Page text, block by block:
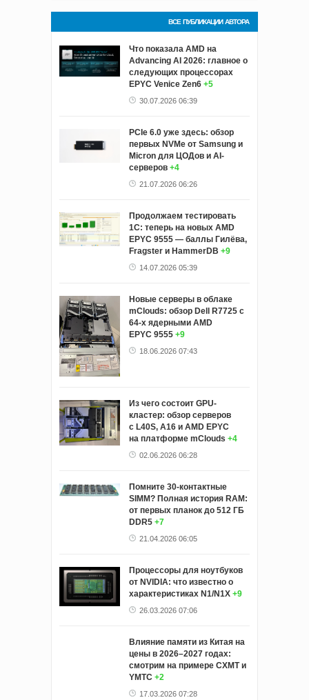
ВСЕ ПУБЛИКАЦИИ АВТОРА
Что показала AMD на
Advancing AI 2026: главное о
следующих процессорах
EPYC Venice Zen6 +5
30.07.2026 06:39
PCIe 6.0 уже здесь: обзор
первых NVMe от Samsung и
Micron для ЦОДов и AI-
серверов +4
21.07.2026 06:26
Продолжаем тестировать
1С: теперь на новых AMD
EPYC 9555 — баллы Гилёва,
Fragster и HammerDB +9
14.07.2026 05:39
Новые серверы в облаке
mClouds: обзор Dell R7725 с
64-х ядерными AMD
EPYC 9555 +9
18.06.2026 07:43
Из чего состоит GPU-
кластер: обзор серверов
с L40S, A16 и AMD EPYC
на платформе mClouds +4
02.06.2026 06:28
Помните 30-контактные
SIMM? Полная история RAM:
от первых планок до 512 ГБ
DDR5 +7
21.04.2026 06:05
Процессоры для ноутбуков
от NVIDIA: что известно о
характеристиках N1/N1X +9
26.03.2026 07:06
Влияние памяти из Китая на
цены в 2026–2027 годах:
смотрим на примере CXMT и
YMTC +2
17.03.2026 07:28